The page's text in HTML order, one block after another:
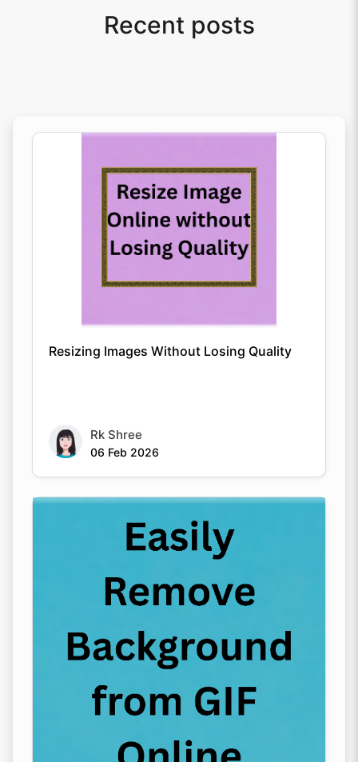
Recent posts
Resizing Images Without Losing Quality
Rk Shree
06 Feb 2026